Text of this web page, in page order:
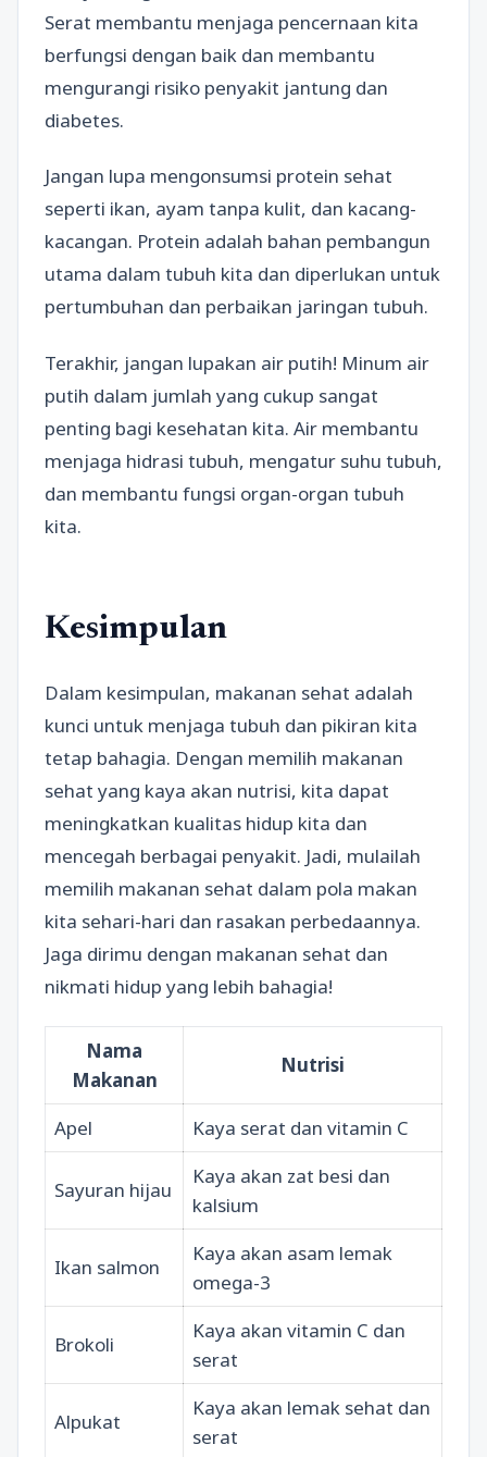
Serat membantu menjaga pencernaan kita
berfungsi dengan baik dan membantu
mengurangi risiko penyakit jantung dan
diabetes.
Jangan lupa mengonsumsi protein sehat
seperti ikan, ayam tanpa kulit, dan kacang-
kacangan. Protein adalah bahan pembangun
utama dalam tubuh kita dan diperlukan untuk
pertumbuhan dan perbaikan jaringan tubuh.
Terakhir, jangan lupakan air putih! Minum air
putih dalam jumlah yang cukup sangat
penting bagi kesehatan kita. Air membantu
menjaga hidrasi tubuh, mengatur suhu tubuh,
dan membantu fungsi organ-organ tubuh
kita.
Kesimpulan
Dalam kesimpulan, makanan sehat adalah
kunci untuk menjaga tubuh dan pikiran kita
tetap bahagia. Dengan memilih makanan
sehat yang kaya akan nutrisi, kita dapat
meningkatkan kualitas hidup kita dan
mencegah berbagai penyakit. Jadi, mulailah
memilih makanan sehat dalam pola makan
kita sehari-hari dan rasakan perbedaannya.
Jaga dirimu dengan makanan sehat dan
nikmati hidup yang lebih bahagia!
Nama
Makanan
Nutrisi
Apel Kaya serat dan vitamin C
Sayuran hijau
Kaya akan zat besi dan
kalsium
Ikan salmon
Kaya akan asam lemak
omega-3
Brokoli
Kaya akan vitamin C dan
serat
Alpukat
Kaya akan lemak sehat dan
serat